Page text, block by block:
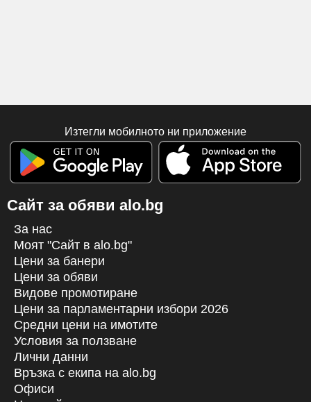
Изтегли мобилното ни приложение
Сайт за обяви alo.bg
За нас
Моят "Сайт в alo.bg"
Цени за банери
Цени за обяви
Видове промотиране
Цени за парламентарни избори 2026
Средни цени на имотите
Условия за ползване
Лични данни
Връзка с екипa на alo.bg
Офиси